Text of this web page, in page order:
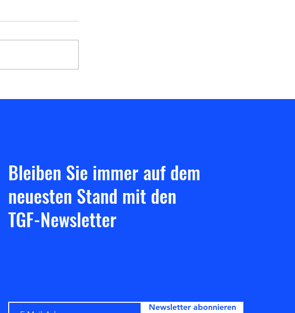
Bleiben Sie immer auf dem
neuesten Stand mit den
TGF-Newsletter
Newsletter abonnieren